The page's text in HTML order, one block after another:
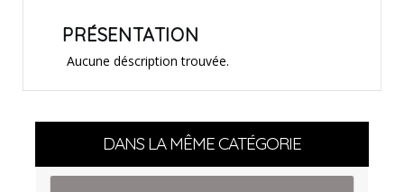
PRÉSENTATION
Aucune déscription trouvée.
DANS LA MÊME CATÉGORIE